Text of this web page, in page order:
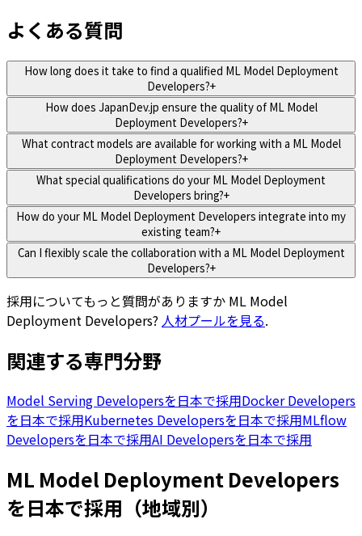
よくある質問
How long does it take to find a qualified ML Model Deployment
Developers?+
How does JapanDev.jp ensure the quality of ML Model
Deployment Developers?+
What contract models are available for working with a ML Model
Deployment Developers?+
What special qualifications do your ML Model Deployment
Developers bring?+
How do your ML Model Deployment Developers integrate into my
existing team?+
Can I flexibly scale the collaboration with a ML Model Deployment
Developers?+
採用についてもっと質問がありますか ML Model
Deployment Developers? 人材プールを見る.
関連する専門分野
Model Serving Developersを日本で採用Docker Developers
を日本で採用Kubernetes Developersを日本で採用MLflow
Developersを日本で採用AI Developersを日本で採用
ML Model Deployment Developers
を日本で採用（地域別）